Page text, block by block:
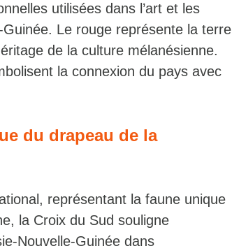
utilisées dans l’art et les
Le rouge représente la terre
de la culture mélanésienne.
la connexion du pays avec
du drapeau de la
représentant la faune unique
la Croix du Sud souligne
Nouvelle-Guinée dans